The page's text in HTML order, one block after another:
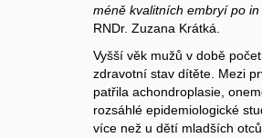
méně kvalitních embryí po
RNDr. Zuzana Krátká.
Vyšší věk mužů v době
zdravotní stav dítěte. Mezi
patřila achondroplasie,
rozsáhlé epidemiologické
více než u dětí mladších